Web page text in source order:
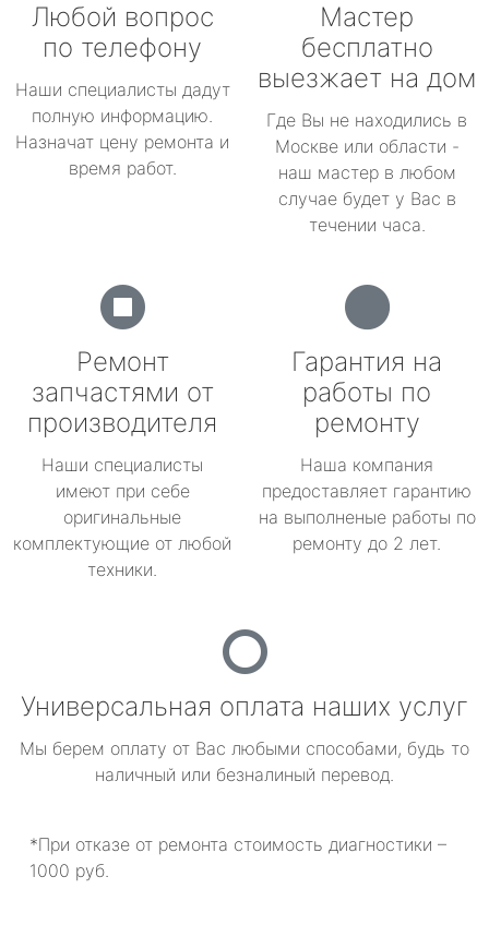
Любой вопрос
по телефону
Наши специалисты дадут
полную информацию.
Назначат цену ремонта и
время работ.
Мастер
бесплатно
выезжает на дом
Где Вы не находились в
Москве или области -
наш мастер в любом
случае будет у Вас в
течении часа.
Ремонт
запчастями от
производителя
Наши специалисты
имеют при себе
оригинальные
комплектующие от любой
техники.
Гарантия на
работы по
ремонту
Наша компания
предоставляет гарантию
на выполненые работы по
ремонту до 2 лет.
Универсальная оплата наших услуг
Мы берем оплату от Вас любыми способами, будь то
наличный или безналиный перевод.
*При отказе от ремонта стоимость диагностики –
1000 руб.